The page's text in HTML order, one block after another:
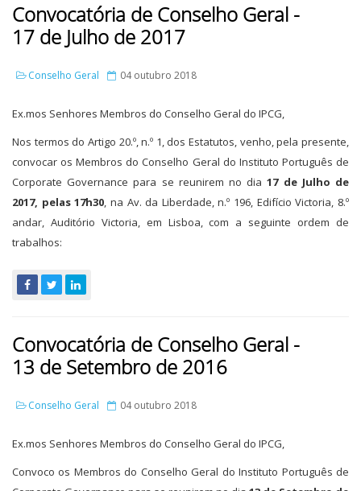
Convocatória de Conselho Geral -
17 de Julho de 2017
Conselho Geral 04 outubro 2018
Ex.mos Senhores Membros do Conselho Geral do IPCG,
Nos termos do Artigo 20.º, n.º 1, dos Estatutos, venho, pela presente,
convocar os Membros do Conselho Geral do Instituto Português de
Corporate Governance para se reunirem no dia17 de Julho de
2017, pelas 17h30, na Av. da Liberdade, n.º 196, Edifício Victoria, 8.º
andar, Auditório Victoria, em Lisboa, com a seguinte ordem de
trabalhos:
Convocatória de Conselho Geral -
13 de Setembro de 2016
Conselho Geral 04 outubro 2018
Ex.mos Senhores Membros do Conselho Geral do IPCG,
Convoco os Membros do Conselho Geral do Instituto Português de